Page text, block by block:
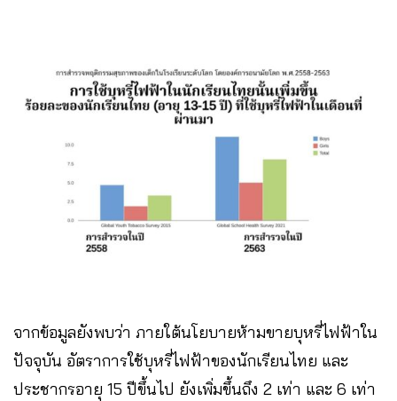
จากข้อมูลยังพบว่า ภายใต้นโยบายห้ามขายบุหรี่ไฟฟ้าใน
ปัจจุบัน อัตราการใช้บุหรี่ไฟฟ้าของนักเรียนไทย และ
ประชากรอายุ 15 ปีขึ้นไป ยังเพิ่มขึ้นถึง 2 เท่า และ 6 เท่า